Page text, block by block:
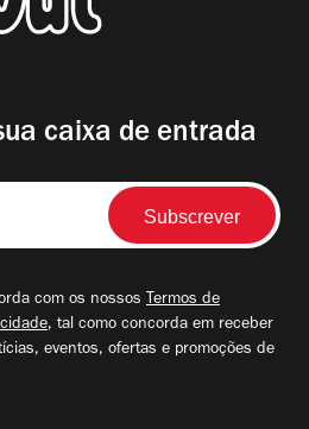
caixa de entrada
com os nossos Termos de
, tal como concorda em receber
eventos, ofertas e promoções de